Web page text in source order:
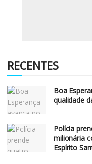
RECENTES
Boa
qualidade
Polícia
milionária
Espírito